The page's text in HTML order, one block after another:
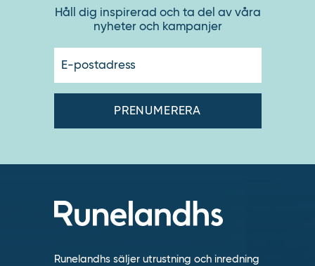
Håll dig inspirerad och ta del av våra
nyheter och kampanjer
Runelandhs säljer utrustning och inredning